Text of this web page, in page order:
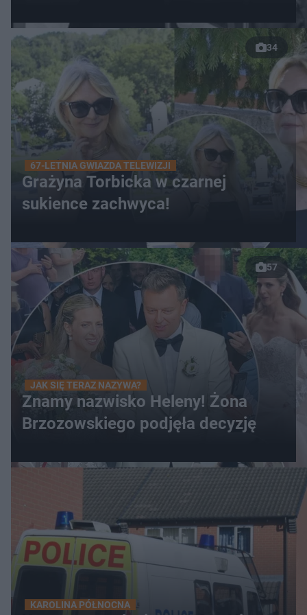
34
67-LETNIA GWIAZDA TELEWIZJI
Grażyna Torbicka w czarnej
sukience zachwyca!
57
JAK SIĘ TERAZ NAZYWA?
Znamy nazwisko Heleny! Żona
Brzozowskiego podjęła decyzję
KAROLINA PÓŁNOCNA